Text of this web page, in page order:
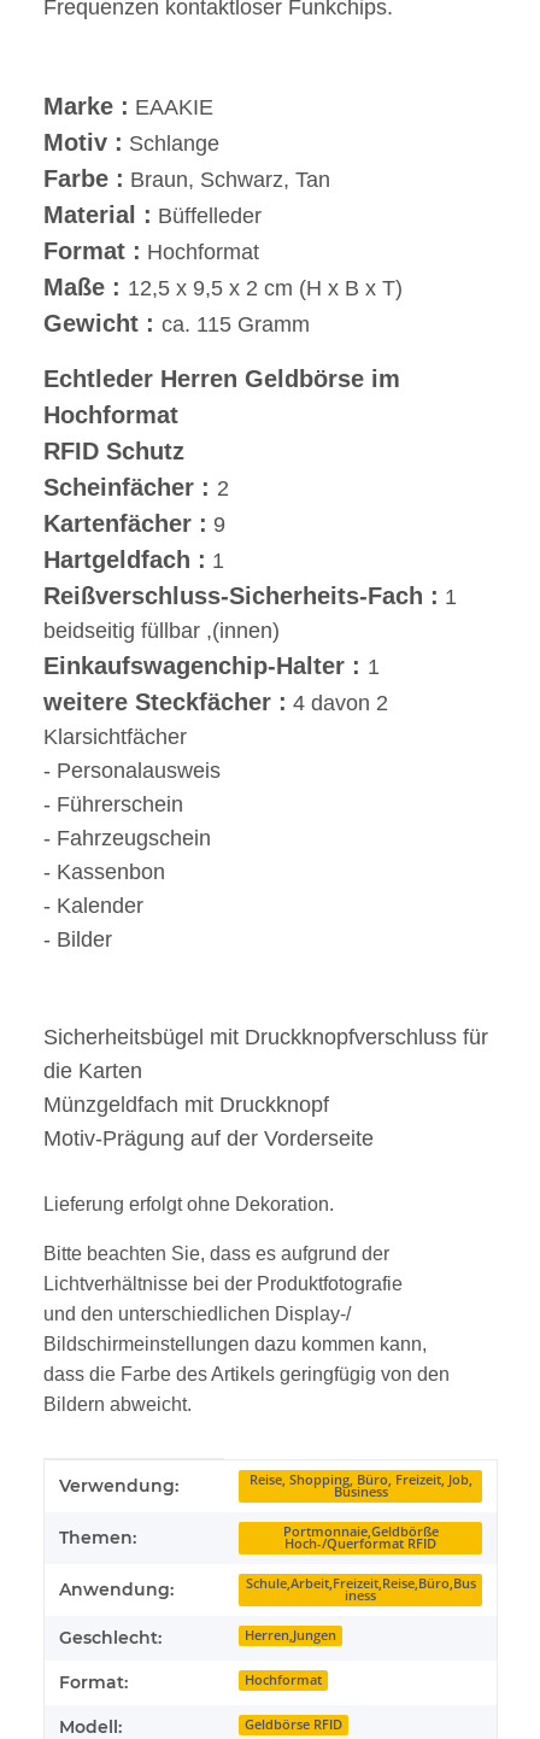
Frequenzen kontaktloser Funkchips.
Marke : EAAKIE
Motiv : Schlange
Farbe : Braun, Schwarz, Tan
Material : Büffelleder
Format : Hochformat
Maße : 12,5 x 9,5 x 2 cm (H x B x T)
Gewicht : ca. 115 Gramm
Echtleder Herren Geldbörse im
Hochformat
RFID Schutz
Scheinfächer : 2
Kartenfächer : 9
Hartgeldfach : 1
Reißverschluss-Sicherheits-Fach : 1
beidseitig füllbar ,(innen)
Einkaufswagenchip-Halter : 1
weitere Steckfächer : 4 davon 2
Klarsichtfächer
- Personalausweis
- Führerschein
- Fahrzeugschein
- Kassenbon
- Kalender
- Bilder
Sicherheitsbügel mit Druckknopfverschluss für
die Karten
Münzgeldfach mit Druckknopf
Motiv-Prägung auf der Vorderseite
Lieferung erfolgt ohne Dekoration.
Bitte beachten Sie, dass es aufgrund der
Lichtverhältnisse bei der Produktfotografie
und den unterschiedlichen Display-/
Bildschirmeinstellungen dazu kommen kann,
dass die Farbe des Artikels geringfügig von den
Bildern abweicht.
Produkteigenschaft
Wert
Verwendung: Reise, Shopping, Büro, Freizeit, Job,
Business
Themen: Portmonnaie,Geldbörße
Hoch-/Querformat RFID
Anwendung: Schule,Arbeit,Freizeit,Reise,Büro,Bus
iness
Geschlecht: Herren,Jungen
Format: Hochformat
Modell: Geldbörse RFID